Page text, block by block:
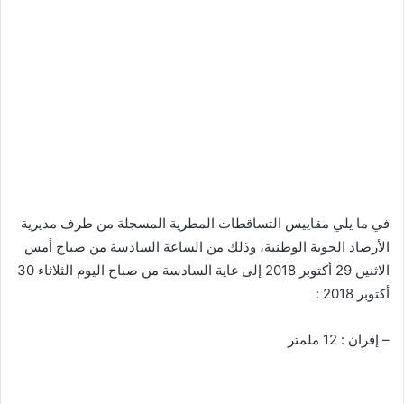
في ما يلي مقاييس التساقطات المطرية المسجلة من طرف مديرية
الأرصاد الجوية الوطنية، وذلك من الساعة السادسة من صباح أمس
الاثنين 29 أكتوبر 2018 إلى غاية السادسة من صباح اليوم الثلاثاء 30
أكتوبر 2018 :
– إفران : 12 ملمتر